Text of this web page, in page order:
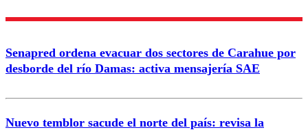
Enviar comentario
Senapred ordena evacuar dos sectores de Carahue por
desborde del río Damas: activa mensajería SAE
Nuevo temblor sacude el norte del país: revisa la